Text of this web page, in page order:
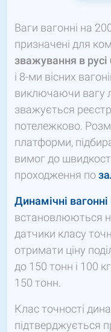
Ваги вагонні на
призначені для
зважування в
і 8-ми вісних
виключаючи вагу
зважується
потележково.
платформи,
вимог до
проходження по
Динамічні вагонні
встановлюються
датчики класу
отримати ціну
до 150 тонн і 100
150 тонн.
Клас точності
підтверджується